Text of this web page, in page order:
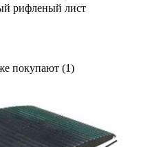
рифленый лист
покупают (1)